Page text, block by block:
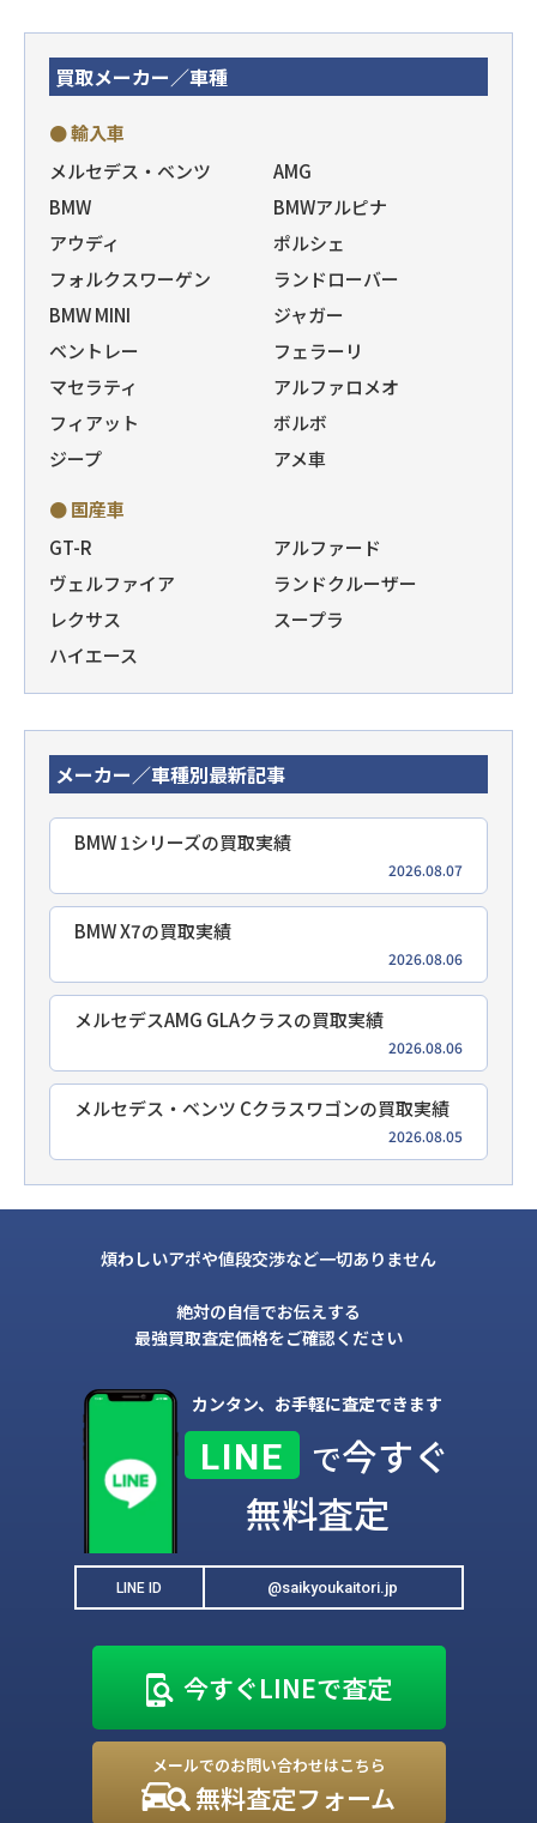
買取メーカー／車種
● 輸入車
メルセデス・ベンツ
AMG
BMW
BMWアルピナ
アウディ
ポルシェ
フォルクスワーゲン
ランドローバー
BMW MINI
ジャガー
ベントレー
フェラーリ
マセラティ
アルファロメオ
フィアット
ボルボ
ジープ
アメ車
● 国産車
GT-R
アルファード
ヴェルファイア
ランドクルーザー
レクサス
スープラ
ハイエース
メーカー／車種別最新記事
BMW 1シリーズの買取実績
2026.08.07
BMW X7の買取実績
2026.08.06
メルセデスAMG GLAクラスの買取実績
2026.08.06
メルセデス・ベンツ Cクラスワゴンの買取実績
2026.08.05
煩わしいアポや値段交渉など一切ありません
絶対の自信でお伝えする
最強買取査定価格をご確認ください
カンタン、お手軽に査定できます
LINE で今すぐ
無料査定
LINE ID @saikyoukaitori.jp
今すぐLINEで査定
メールでのお問い合わせはこちら
無料査定フォーム